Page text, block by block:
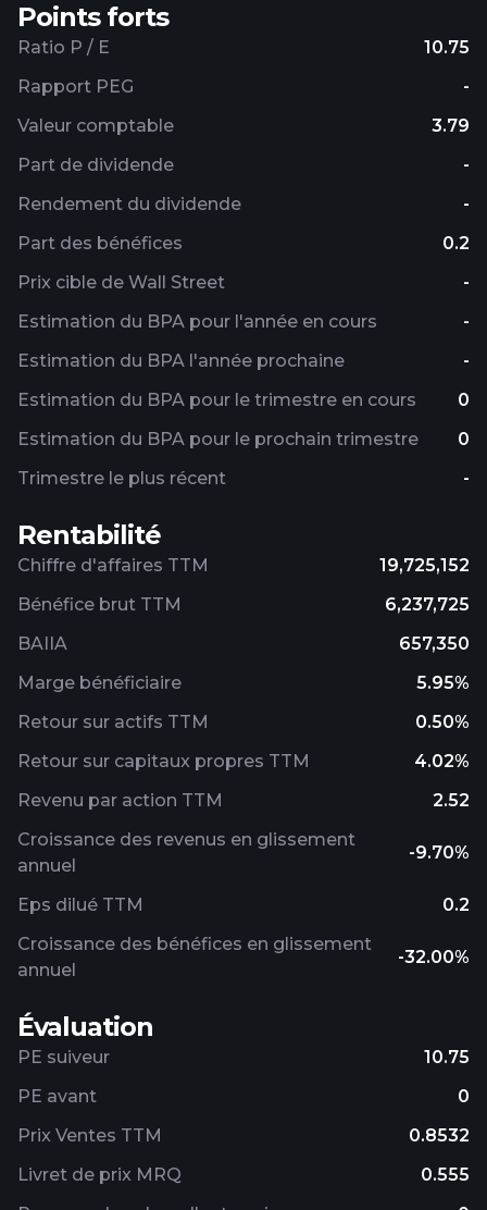
Points forts
Ratio P / E
10.75
Rapport PEG
-
Valeur comptable
3.79
Part de dividende
-
Rendement du dividende
-
Part des bénéfices
0.2
Prix ​​cible de Wall Street
-
Estimation du BPA pour l'année en cours
-
Estimation du BPA l'année prochaine
-
Estimation du BPA pour le trimestre en cours
0
Estimation du BPA pour le prochain trimestre
0
Trimestre le plus récent
-
Rentabilité
Chiffre d'affaires TTM
19,725,152
Bénéfice brut TTM
6,237,725
BAIIA
657,350
Marge bénéficiaire
5.95%
Retour sur actifs TTM
0.50%
Retour sur capitaux propres TTM
4.02%
Revenu par action TTM
2.52
Croissance des revenus en glissement
annuel
-9.70%
Eps dilué TTM
0.2
Croissance des bénéfices en glissement
annuel
-32.00%
Évaluation
PE suiveur
10.75
PE avant
0
Prix ​​Ventes TTM
0.8532
Livret de prix MRQ
0.555